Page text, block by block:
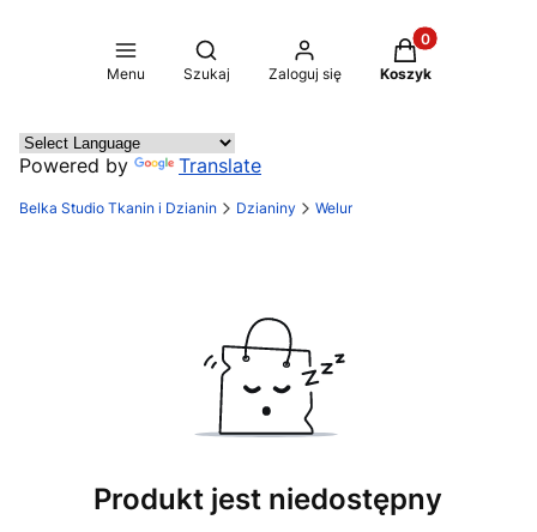
Menu
Otwórz wyszukiwarkę
Szukaj Zaloguj się
Produkty w
Koszyk
Powered by Translate
Belka Studio Tkanin i Dzianin Dzianiny Welur
Produkt jest niedostępny